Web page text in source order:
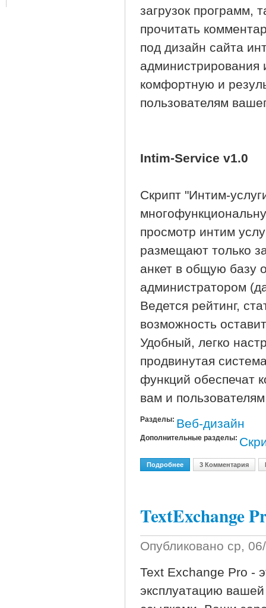
загрузок программ,
прочитать
под дизайн сайта
администрирования
комфортную и
пользователям
Intim-Service v1.0
Скрипт "Интим-
просмотр интим
размещают только
анкет в общую базу
администратором
Ведется рейтинг,
возможность
Удобный, легко
продвинутая
функций обеспечат
вам и
Разделы: Веб-дизайн
Дополнительные разделы:
Подробнее О 3 Скрипта От Nevius
3 Комментария
TextExchange
Опубликовано ср,
Text Exchange Pro -
эксплуатацию